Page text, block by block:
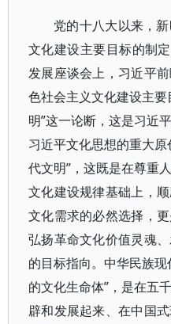
党的十八大以来，
文化建设主要目标的制
发展座谈会上，习近平
色社会主义文化建设主
明”这一论断，这是习近
习近平文化思想的重大
代文明”，这既是在尊重
文化建设规律基础上，
文化需求的必然选择，
弘扬革命文化价值灵魂
的目标指向。中华民族
的文化生命体”，是在五
辟和发展起来、在中国